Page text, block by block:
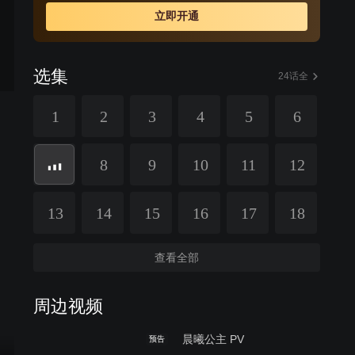
立即开通
选集 24话全
1 2 3 4 5 6
8 9 10 11 12
13 14 15 16 17 18
查看全部
周边视频
预告 晨曦公主 PV